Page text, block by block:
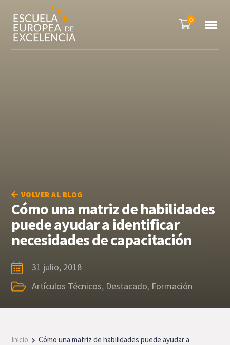
0
VOLVER AL BLOG
Cómo una matriz de habilidades
puede ayudar a identificar
necesidades de capacitación
31 julio, 2018
Artículos Técnicos, Destacado, Formación
Inicio
Cómo una matriz de habilidades puede ayudar a